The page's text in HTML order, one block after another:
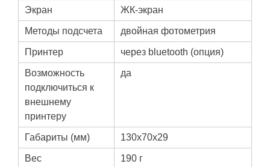
Экран ЖК-экран
Методы подсчета двойная фотометрия
Принтер через bluetooth (опция)
Возможность
подключиться к
внешнему
принтеру
да
Габариты (мм) 130х70х29
Вес 190 г